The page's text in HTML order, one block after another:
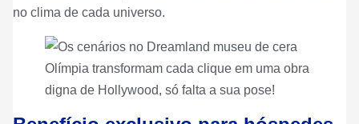
no clima de cada universo.